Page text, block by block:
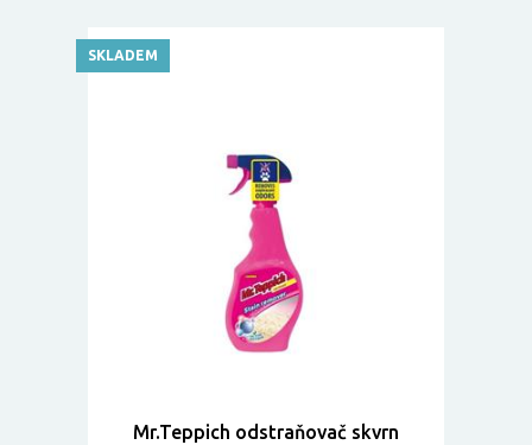
Mr.Teppich odstraňovač skvrn
SKLADEM